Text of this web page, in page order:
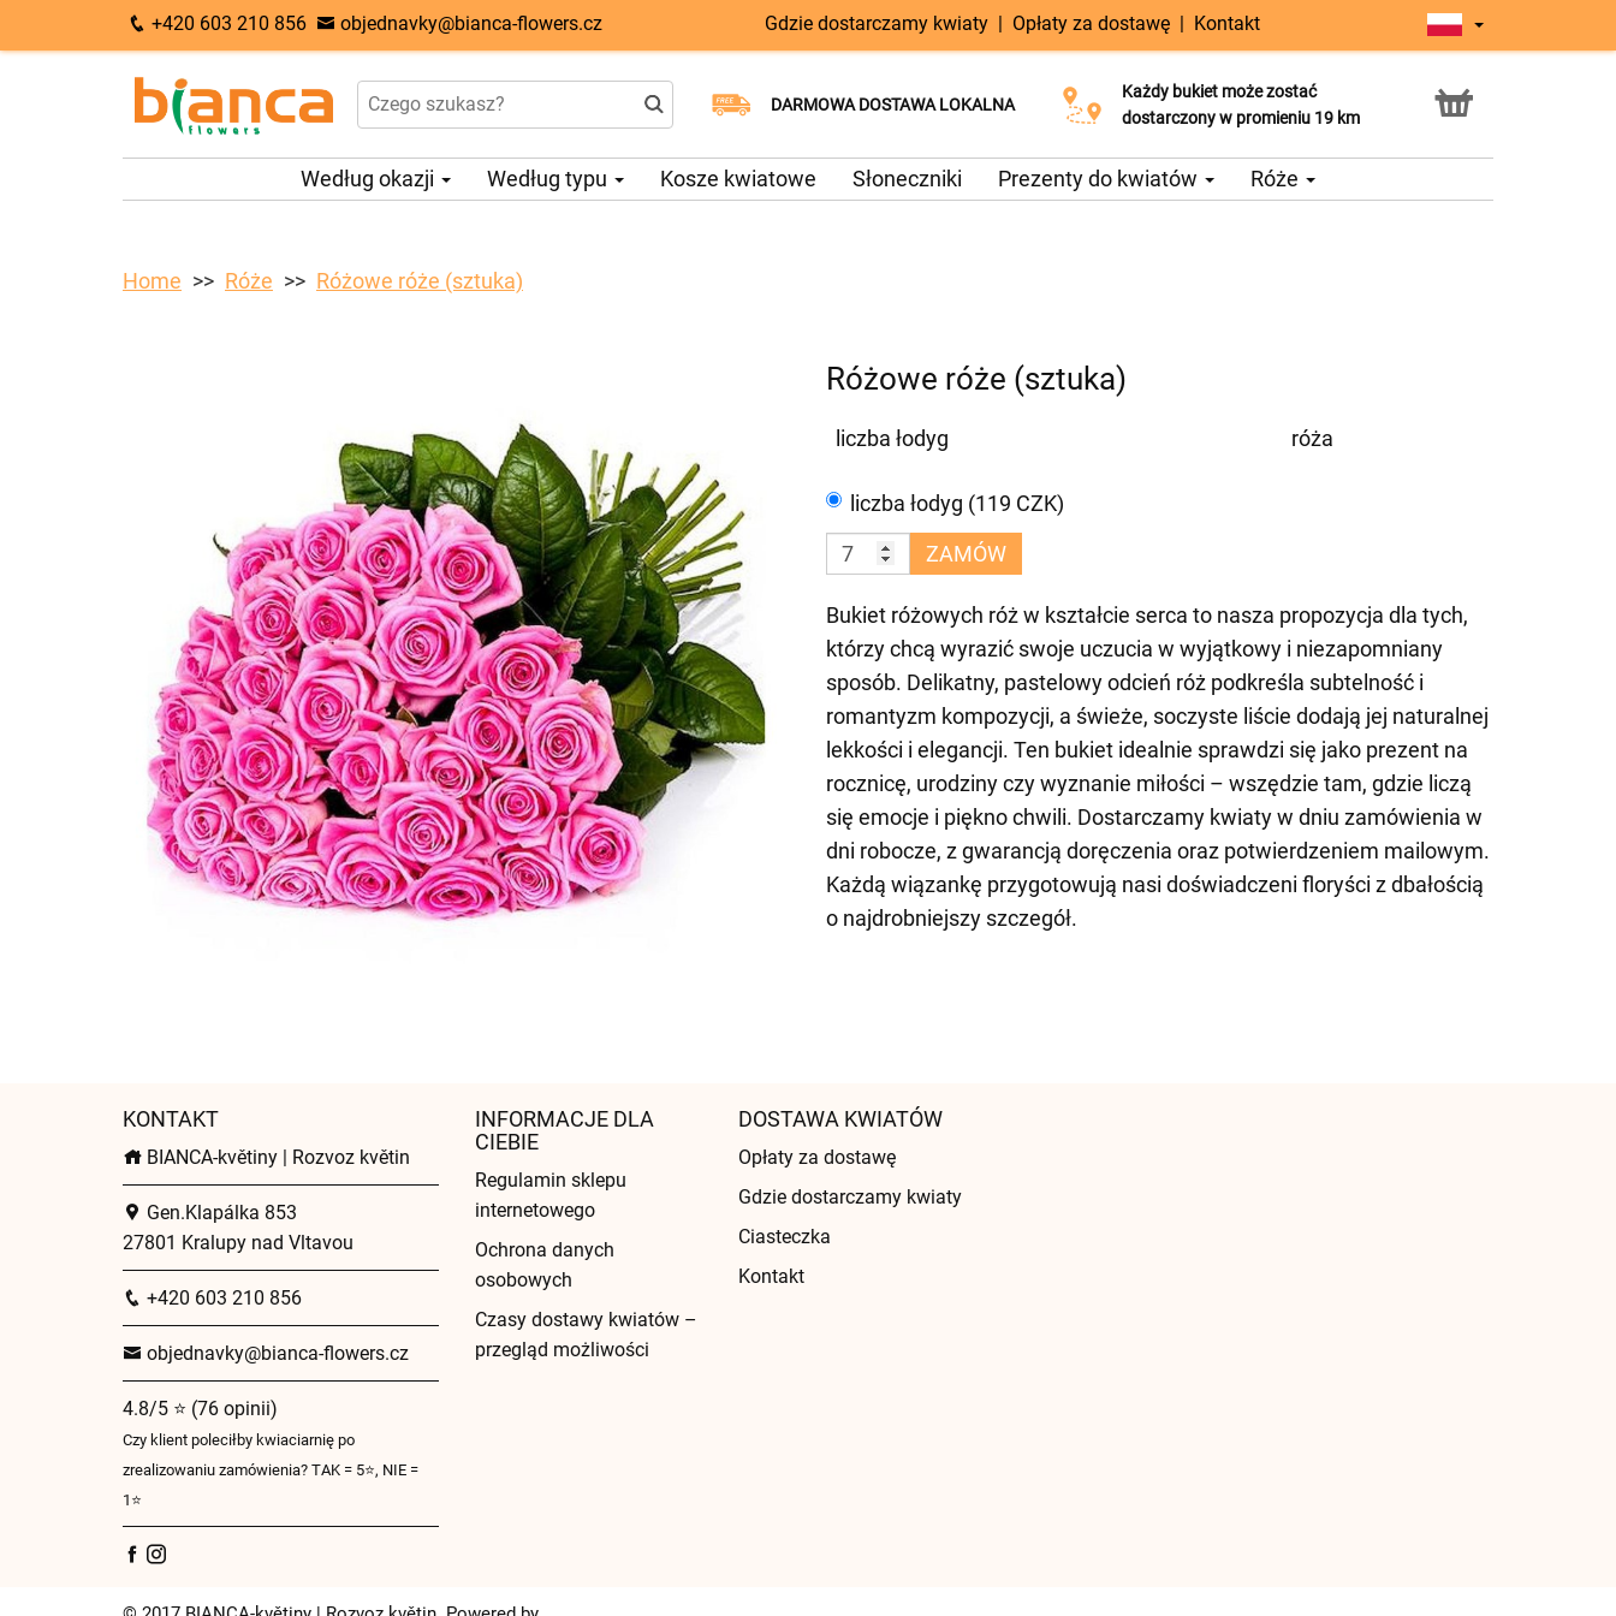
+420 603 210 856 objednavky@bianca-flowers.cz Gdzie dostarczamy kwiaty | Opłaty za dostawę | Kontakt
DARMOWA DOSTAWA LOKALNA
Dostawa tego samego dnia
Wybierz datę dostawy
Każdy bukiet może zostać
dostarczony w promieniu 19 km
Usługa Click & Collect
Według okazji Według typu Kosze kwiatowe Słoneczniki Prezenty do kwiatów Róże
Home Róże Różowe róże (sztuka)
Różowe róże (sztuka)
liczba łodyg róża
liczba łodyg (119 CZK)
ZAMÓW
Bukiet różowych róż w kształcie serca to nasza propozycja dla tych,
którzy chcą wyrazić swoje uczucia w wyjątkowy i niezapomniany
sposób. Delikatny, pastelowy odcień róż podkreśla subtelność i
romantyzm kompozycji, a świeże, soczyste liście dodają jej naturalnej
lekkości i elegancji. Ten bukiet idealnie sprawdzi się jako prezent na
rocznicę, urodziny czy wyznanie miłości – wszędzie tam, gdzie liczą
się emocje i piękno chwili. Dostarczamy kwiaty w dniu zamówienia w
dni robocze, z gwarancją doręczenia oraz potwierdzeniem mailowym.
Każdą wiązankę przygotowują nasi doświadczeni floryści z dbałością
o najdrobniejszy szczegół.
KONTAKT
BIANCA-květiny | Rozvoz květin
Gen.Klapálka 853
27801 Kralupy nad Vltavou
+420 603 210 856
objednavky@bianca-flowers.cz
4.8/5 ⭐ (76 opinii)
Czy klient poleciłby kwiaciarnię po
zrealizowaniu zamówienia? TAK = 5⭐, NIE =
1⭐
INFORMACJE DLA
CIEBIE
Regulamin sklepu
internetowego
Ochrona danych
osobowych
Czasy dostawy kwiatów –
przegląd możliwości
DOSTAWA KWIATÓW
Opłaty za dostawę
Gdzie dostarczamy kwiaty
Ciasteczka
Kontakt